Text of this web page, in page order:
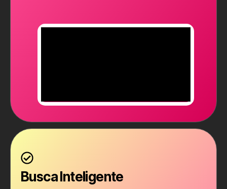
Busca Inteligente